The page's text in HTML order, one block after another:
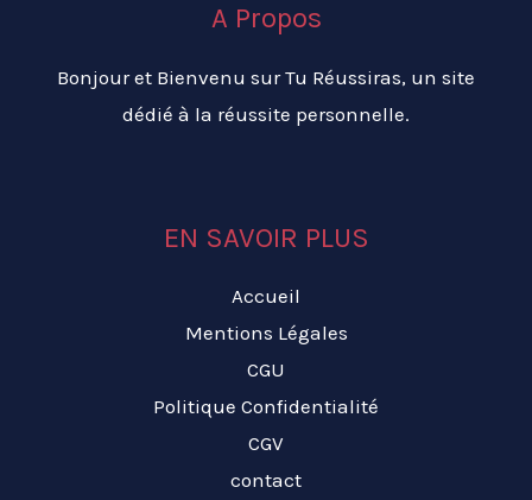
A Propos
Bonjour et Bienvenu sur Tu Réussiras, un site
dédié à la réussite personnelle.
EN SAVOIR PLUS
Accueil
Mentions Légales
CGU
Politique Confidentialité
CGV
contact